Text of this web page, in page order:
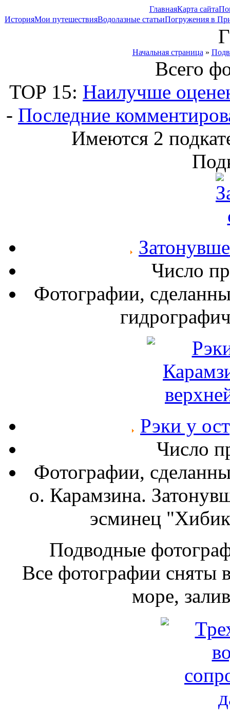
ГлавнаяКарта сайта
ИсторияМои путешествияВодолазные статьиПогружения в
Начальная страница »
Всего
TOP 15: Наилучше
- Последние
Имеются 2
Число
Фотографии,
Рэки у
Число
Фотографии,
о. Карамзина.
эсминец
Подводные
Все фотографии сняты
море,